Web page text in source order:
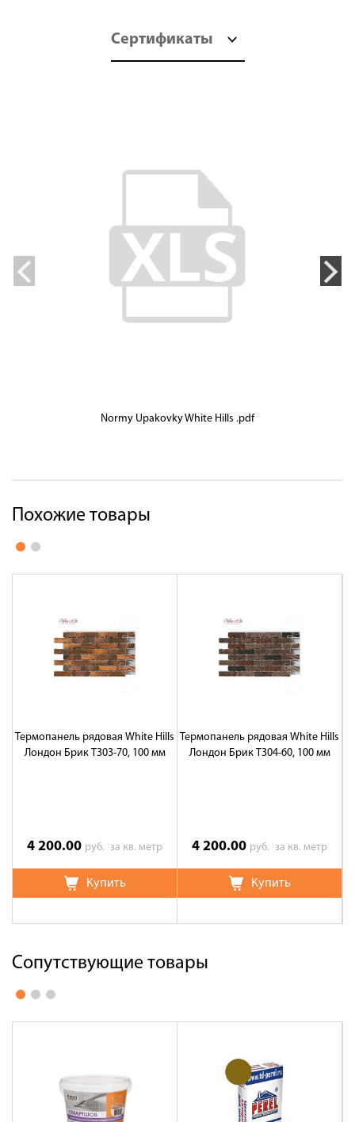
Сертификаты
Normy Upakovky White Hills .pdf
Похожие товары
Термопанель рядовая White Hills
Лондон Брик T303-70, 100 мм
4 200.00 руб. за кв. метр
Купить
Термопанель рядовая White Hills
Лондон Брик T304-60, 100 мм
4 200.00 руб. за кв. метр
Купить
Сопутствующие товары